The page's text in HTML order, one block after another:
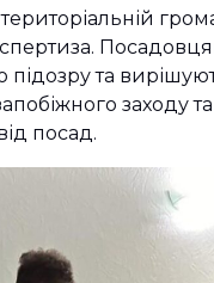
та
заходу та
посад.